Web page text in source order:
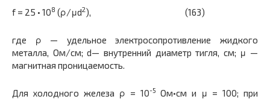
f = 25 • 108 (ρ/μd2), (163)
где ρ — удельное электросопротивление жидкого
металла, Ом/см; d— внутренний диаметр тигля, см; μ —
магнитная проницаемость.
Для холодного железа ρ = 10-5
Ом•см и μ = 100; при